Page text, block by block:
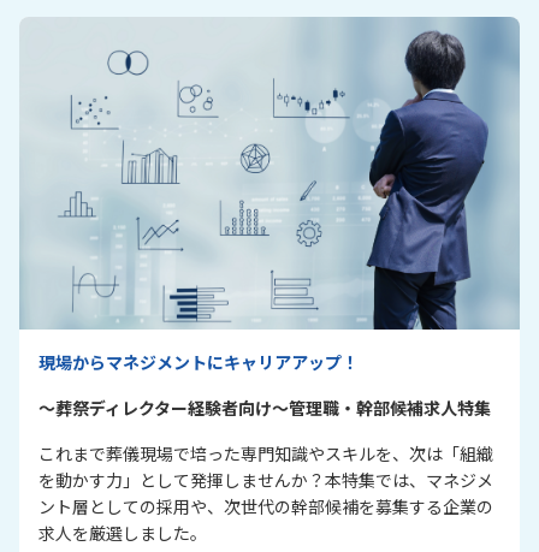
現場からマネジメントにキャリアアップ！
～葬祭ディレクター経験者向け～管理職・幹部候補求人特集
これまで葬儀現場で培った専門知識やスキルを、次は「組織
を動かす力」として発揮しませんか？本特集では、マネジメ
ント層としての採用や、次世代の幹部候補を募集する企業の
求人を厳選しました。